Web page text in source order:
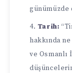
günümüzde
Tarih:
hakkında
ve